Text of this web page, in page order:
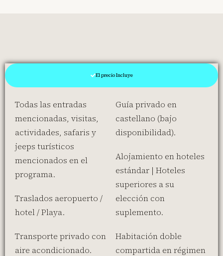
El precio Incluye
Todas las entradas
mencionadas, visitas,
actividades, safaris y
jeeps turísticos
mencionados en el
programa.
Traslados aeropuerto /
hotel / Playa.
Transporte privado con
aire acondicionado.
Guía privado en
castellano (bajo
disponibilidad).
Alojamiento en hoteles
estándar | Hoteles
superiores a su
elección con
suplemento.
Habitación doble
compartida en régimen